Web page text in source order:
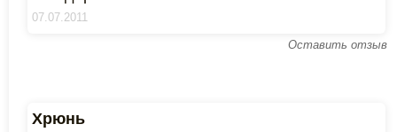
07.07.2011
Оставить отзыв
Хрюнь